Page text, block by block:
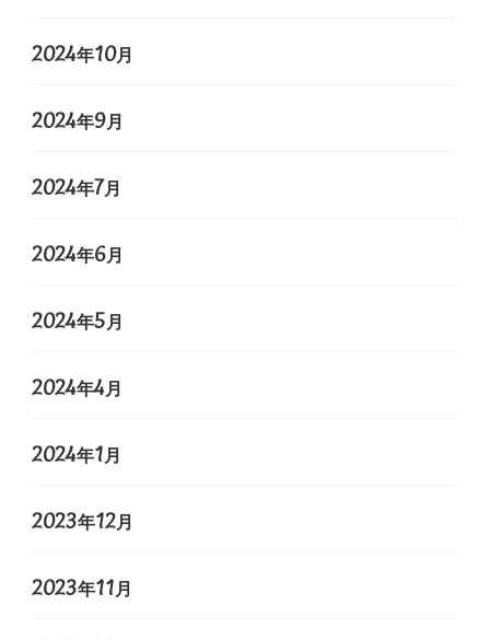
2024年10月
2024年9月
2024年7月
2024年6月
2024年5月
2024年4月
2024年1月
2023年12月
2023年11月